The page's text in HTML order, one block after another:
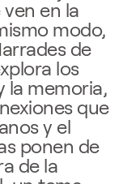
en la
modo,
de
los
la memoria,
que
y el
ponen de
de la